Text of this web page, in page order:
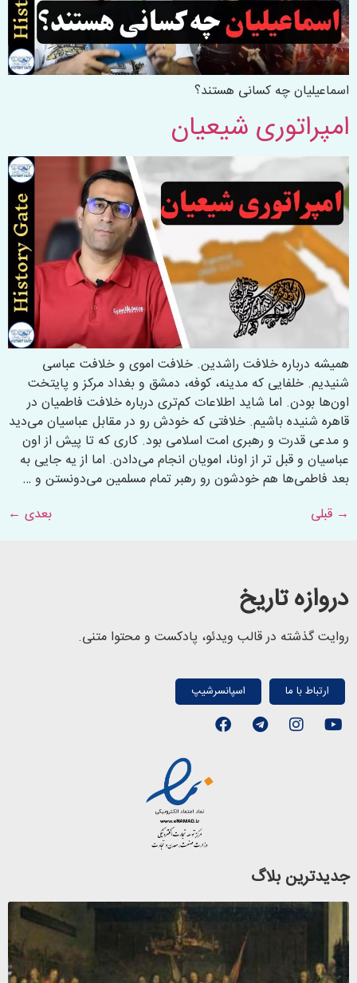
اسماعیلیان چه کسانی هستند؟
امپراتوری شیعیان
همیشه درباره خلافت راشدین. خلافت اموی و خلافت عباسی
شنیدیم. خلفایی که مدینه، کوفه، دمشق و بغداد مرکز و پایتخت
اون‌ها بودن. اما شاید اطلاعات کم‌تری درباره خلافت فاطمیان در
قاهره شنیده باشیم. خلافتی که خودش رو در مقابل عباسیان می‌دید
و مدعی قدرت و رهبری امت اسلامی بود. کاری که تا پیش از اون
عباسیان و قبل تر از اونا، امویان انجام می‌دادن. اما از یه جایی به
بعد فاطمی‌ها هم خودشون رو رهبر تمام مسلمین می‌دونستن و …
→ قبلی بعدی ←
دروازه تاریخ
روایت گذشته در قالب ویدئو، پادکست و محتوا متنی.
ارتباط با ما اسپانسرشیپ
جدیدترین بلاگ